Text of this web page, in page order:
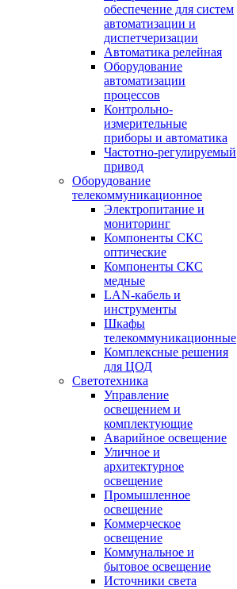
обеспечение для систем
автоматизации и
диспетчеризации
Автоматика релейная
Оборудование
автоматизации
процессов
Контрольно-
измерительные
приборы и автоматика
Частотно-регулируемый
привод
Оборудование
телекоммуникационное
Электропитание и
мониторинг
Компоненты СКС
оптические
Компоненты СКС
медные
LAN-кабель и
инструменты
Шкафы
телекоммуникационные
Комплексные решения
для ЦОД
Светотехника
Управление
освещением и
комплектующие
Аварийное освещение
Уличное и
архитектурное
освещение
Промышленное
освещение
Коммерческое
освещение
Коммунальное и
бытовое освещение
Источники света